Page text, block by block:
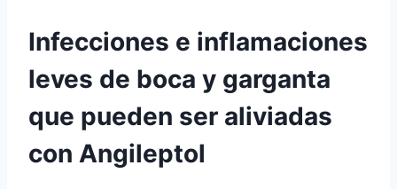
Infecciones e inflamaciones
leves de boca y garganta
que pueden ser aliviadas
con Angileptol